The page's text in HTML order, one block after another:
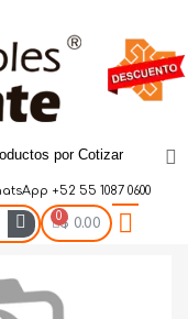
por Cotizar
+52 55 1087 0600
$ 0.00